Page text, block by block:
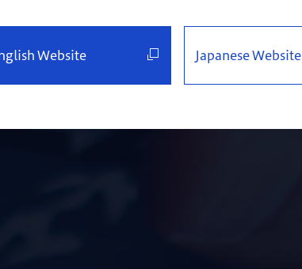
Website Japanese Website